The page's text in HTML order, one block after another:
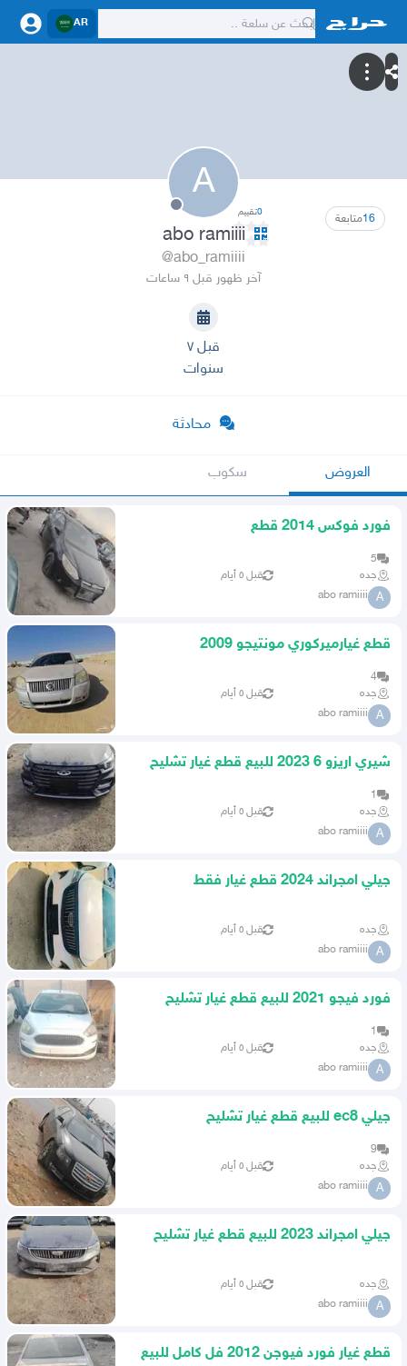
AR
A
16متابعة 0تقييم
abo ramiiii
@abo_ramiiii
آخر ظهور قبل ٩ ساعات
قبل ٧
سنوات
محادثة
العروض سكوب
فورد فوكس 2014 قطع
5
جده
قبل ٥ أيام
A
abo ramiiii
قطع غيارميركوري مونتيجو 2009
4
جده
قبل ٥ أيام
A
abo ramiiii
شيري اريزو 6 2023 للبيع قطع غيار تشليح
1
جده
قبل ٥ أيام
A
abo ramiiii
جيلي امجراند 2024 قطع غيار فقط
جده قبل ٥ أيام
A
abo ramiiii
فورد فيجو 2021 للبيع قطع غيار تشليح
1
جده
قبل ٥ أيام
A
abo ramiiii
جيلي ec8 للبيع قطع غيار تشليح
9
جده
قبل ٥ أيام
A
abo ramiiii
جيلي امجراند 2023 للبيع قطع غيار تشليح
جده قبل ٥ أيام
A
abo ramiiii
قطع غيار فورد فيوجن 2012 فل كامل للبيع